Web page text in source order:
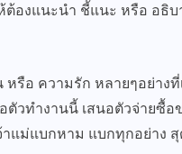
ต้องแนะนำ ชี้แนะ หรือ อธิ
น หรือ ความรัก หลายๆอย่
อตัวทำงานนี้ เสนอตัวจ่า
าแม่แบกหาม แบกทุกอย่าง